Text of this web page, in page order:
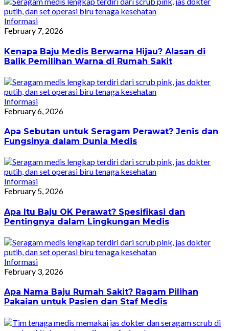
Informasi
February 7, 2026
Kenapa Baju Medis Berwarna Hijau? Alasan di
Balik Pemilihan Warna di Rumah Sakit
Informasi
February 6, 2026
Apa Sebutan untuk Seragam Perawat? Jenis dan
Fungsinya dalam Dunia Medis
Informasi
February 5, 2026
Apa Itu Baju OK Perawat? Spesifikasi dan
Pentingnya dalam Lingkungan Medis
Informasi
February 3, 2026
Apa Nama Baju Rumah Sakit? Ragam Pilihan
Pakaian untuk Pasien dan Staf Medis